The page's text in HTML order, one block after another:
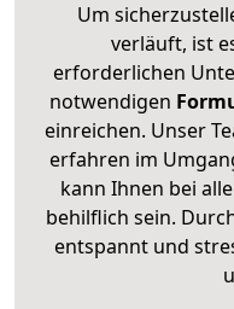
Um
verläuft, ist
erforderlichen
notwendigen
einreichen. Unser
erfahren im
kann Ihnen bei
behilflich sein.
entspannt und